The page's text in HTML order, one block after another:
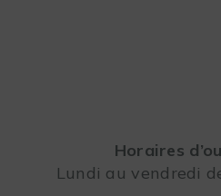
Horaires
Lundi au vendredi